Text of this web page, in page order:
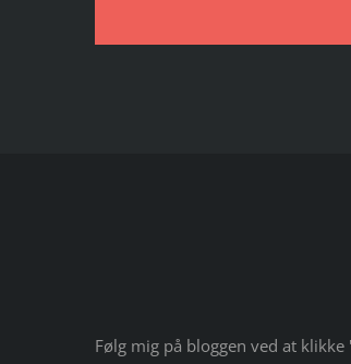
Følg mig på bloggen ved at klikke